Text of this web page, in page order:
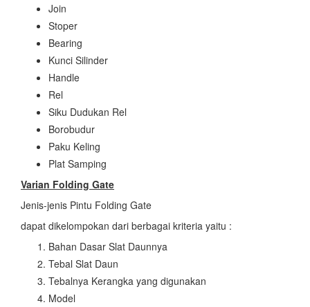
Join
Stoper
Bearing
Kunci Silinder
Handle
Rel
Siku Dudukan Rel
Borobudur
Paku Keling
Plat Samping
Varian Folding Gate
Jenis-jenis Pintu Folding Gate
dapat dikelompokan dari berbagai kriteria yaitu :
Bahan Dasar Slat Daunnya
Tebal Slat Daun
Tebalnya Kerangka yang digunakan
Model